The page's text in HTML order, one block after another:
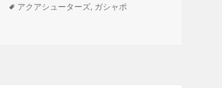
タ
アクアシューターズ, ガシャポ